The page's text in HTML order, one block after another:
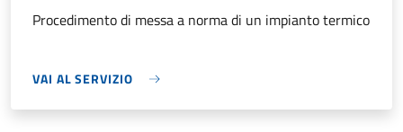
Procedimento di messa a norma di un impianto termico
VAI AL SERVIZIO